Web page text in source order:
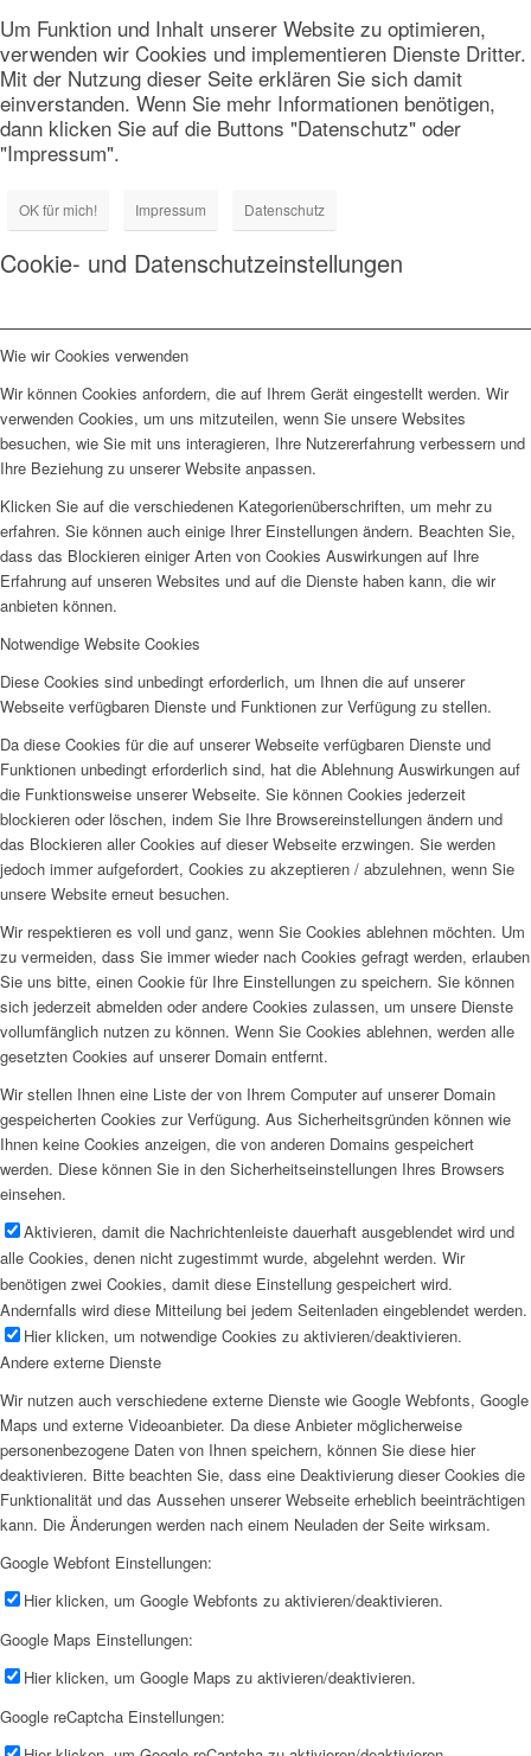
Um Funktion und Inhalt unserer Website zu optimieren,
verwenden wir Cookies und implementieren Dienste Dritter.
Mit der Nutzung dieser Seite erklären Sie sich damit
einverstanden. Wenn Sie mehr Informationen benötigen,
dann klicken Sie auf die Buttons "Datenschutz" oder
"Impressum".
OK für mich! Impressum Datenschutz
Cookie- und Datenschutzeinstellungen
Wie wir Cookies verwenden
Wir können Cookies anfordern, die auf Ihrem Gerät eingestellt werden. Wir
verwenden Cookies, um uns mitzuteilen, wenn Sie unsere Websites
besuchen, wie Sie mit uns interagieren, Ihre Nutzererfahrung verbessern und
Ihre Beziehung zu unserer Website anpassen.
Klicken Sie auf die verschiedenen Kategorienüberschriften, um mehr zu
erfahren. Sie können auch einige Ihrer Einstellungen ändern. Beachten Sie,
dass das Blockieren einiger Arten von Cookies Auswirkungen auf Ihre
Erfahrung auf unseren Websites und auf die Dienste haben kann, die wir
anbieten können.
Notwendige Website Cookies
Diese Cookies sind unbedingt erforderlich, um Ihnen die auf unserer
Webseite verfügbaren Dienste und Funktionen zur Verfügung zu stellen.
Da diese Cookies für die auf unserer Webseite verfügbaren Dienste und
Funktionen unbedingt erforderlich sind, hat die Ablehnung Auswirkungen auf
die Funktionsweise unserer Webseite. Sie können Cookies jederzeit
blockieren oder löschen, indem Sie Ihre Browsereinstellungen ändern und
das Blockieren aller Cookies auf dieser Webseite erzwingen. Sie werden
jedoch immer aufgefordert, Cookies zu akzeptieren / abzulehnen, wenn Sie
unsere Website erneut besuchen.
Wir respektieren es voll und ganz, wenn Sie Cookies ablehnen möchten. Um
zu vermeiden, dass Sie immer wieder nach Cookies gefragt werden, erlauben
Sie uns bitte, einen Cookie für Ihre Einstellungen zu speichern. Sie können
sich jederzeit abmelden oder andere Cookies zulassen, um unsere Dienste
vollumfänglich nutzen zu können. Wenn Sie Cookies ablehnen, werden alle
gesetzten Cookies auf unserer Domain entfernt.
Wir stellen Ihnen eine Liste der von Ihrem Computer auf unserer Domain
gespeicherten Cookies zur Verfügung. Aus Sicherheitsgründen können wie
Ihnen keine Cookies anzeigen, die von anderen Domains gespeichert
werden. Diese können Sie in den Sicherheitseinstellungen Ihres Browsers
einsehen.
Aktivieren, damit die Nachrichtenleiste dauerhaft ausgeblendet wird und
alle Cookies, denen nicht zugestimmt wurde, abgelehnt werden. Wir
benötigen zwei Cookies, damit diese Einstellung gespeichert wird.
Andernfalls wird diese Mitteilung bei jedem Seitenladen eingeblendet werden.
Hier klicken, um notwendige Cookies zu aktivieren/deaktivieren.
Andere externe Dienste
Wir nutzen auch verschiedene externe Dienste wie Google Webfonts, Google
Maps und externe Videoanbieter. Da diese Anbieter möglicherweise
personenbezogene Daten von Ihnen speichern, können Sie diese hier
deaktivieren. Bitte beachten Sie, dass eine Deaktivierung dieser Cookies die
Funktionalität und das Aussehen unserer Webseite erheblich beeinträchtigen
kann. Die Änderungen werden nach einem Neuladen der Seite wirksam.
Google Webfont Einstellungen:
Hier klicken, um Google Webfonts zu aktivieren/deaktivieren.
Google Maps Einstellungen:
Hier klicken, um Google Maps zu aktivieren/deaktivieren.
Google reCaptcha Einstellungen: